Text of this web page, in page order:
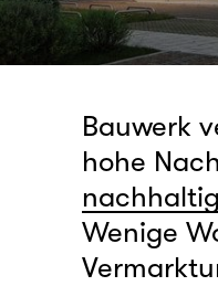
Bauwerk
hohe
Wenige